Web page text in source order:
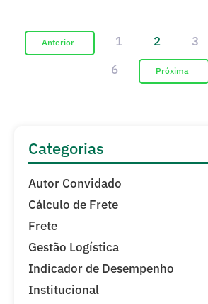
1 2 3
6
Categorias
Autor Convidado
Cálculo de Frete
Frete
Gestão Logística
Indicador de Desempenho
Institucional